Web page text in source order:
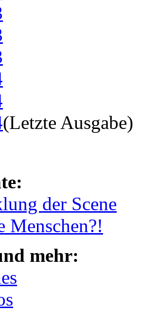
(Letzte Ausgabe)
der Scene
Menschen?!
mehr: